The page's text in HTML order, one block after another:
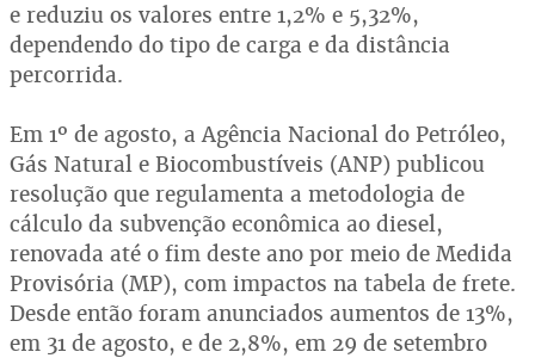
e reduziu os valores entre 1,2% e 5,32%,
dependendo do tipo de carga e da distância
percorrida.
Em 1º de agosto, a Agência Nacional do Petróleo,
Gás Natural e Biocombustíveis (ANP) publicou
resolução que regulamenta a metodologia de
cálculo da subvenção econômica ao diesel,
renovada até o fim deste ano por meio de Medida
Provisória (MP), com impactos na tabela de frete.
Desde então foram anunciados aumentos de 13%,
em 31 de agosto, e de 2,8%, em 29 de setembro